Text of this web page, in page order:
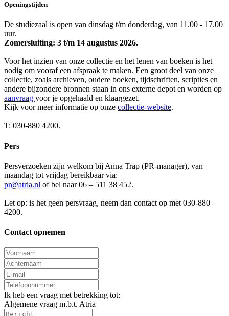
Openingstijden
De studiezaal is open van dinsdag t/m donderdag, van 11.00 - 17.00
uur.
Zomersluiting: 3 t/m 14 augustus 2026.
Voor het inzien van onze collectie en het lenen van boeken is het
nodig om vooraf een afspraak te maken. Een groot deel van onze
collectie, zoals archieven, oudere boeken, tijdschriften, scripties en
andere bijzondere bronnen staan in ons externe depot en worden op
aanvraag voor je opgehaald en klaargezet.
Kijk voor meer informatie op onze collectie-website.
T: 030-880 4200.
Pers
Persverzoeken zijn welkom bij Anna Trap (PR-manager), van
maandag tot vrijdag bereikbaar via:
pr@atria.nl of bel naar 06 – 511 38 452.
Let op: is het geen persvraag, neem dan contact op met 030-880
4200.
Contact opnemen
Ik heb een vraag met betrekking tot:
Algemene vraag m.b.t. Atria